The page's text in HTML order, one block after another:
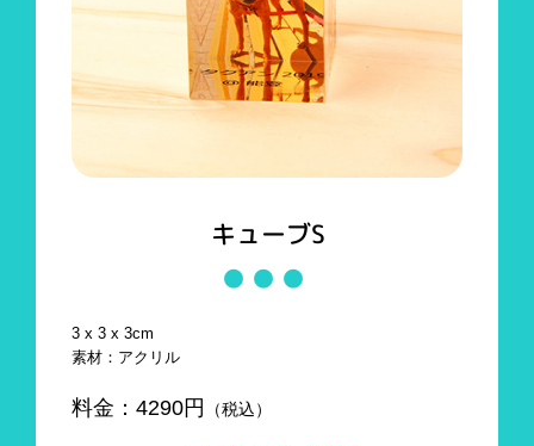
キューブS
3 x 3 x 3cm
素材：アクリル
料金： 4290円 （税込）